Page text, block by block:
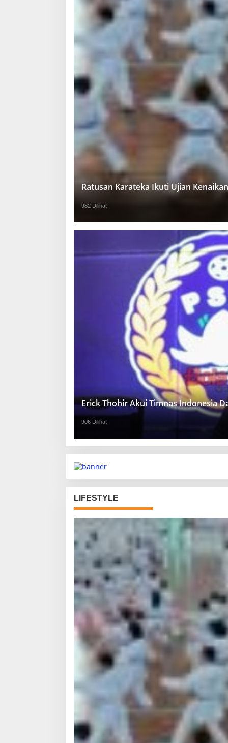
Ratusan Karateka Ikuti Ujian
982 Dilihat
Erick Thohir Akui Timnas Indonesia
906 Dilihat
LIFESTYLE